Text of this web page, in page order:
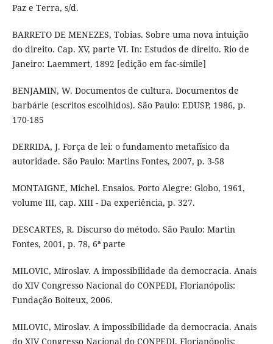
Paz e Terra, s/d.
BARRETO DE MENEZES, Tobias. Sobre uma nova intuição
do direito. Cap. XV, parte VI. In: Estudos de direito. Rio de
Janeiro: Laemmert, 1892 [edição em fac-símile]
BENJAMIN, W. Documentos de cultura. Documentos de
barbárie (escritos escolhidos). São Paulo: EDUSP, 1986, p.
170-185
DERRIDA, J. Força de lei: o fundamento metafísico da
autoridade. São Paulo: Martins Fontes, 2007, p. 3-58
MONTAIGNE, Michel. Ensaios. Porto Alegre: Globo, 1961,
volume III, cap. XIII - Da experiência, p. 327.
DESCARTES, R. Discurso do método. São Paulo: Martin
Fontes, 2001, p. 78, 6ª parte
MILOVIC, Miroslav. A impossibilidade da democracia. Anais
do XIV Congresso Nacional do CONPEDI, Florianópolis:
Fundação Boiteux, 2006.
MILOVIC, Miroslav. A impossibilidade da democracia. Anais
do XIV Congresso Nacional do CONPEDI, Florianópolis: